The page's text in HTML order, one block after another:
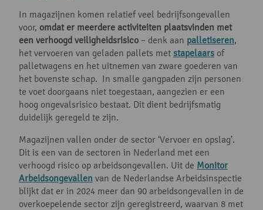
In magazijnen komen relatief veel bedrijfsongevallen
voor, omdat er meerdere activiteiten plaatsvinden met
een verhoogd veiligheidsrisico – denk aan palletiseren,
het vervoeren van geladen pallets met stapelaars of
palletwagens en het uitnemen van zware goederen van
het bovenste schap. In smalle gangpaden zijn personen
te voet doorgaans niet toegestaan, aangezien er een
hoog ongevalsrisico bestaat. Dit dient bedrijfsmatig
duidelijk geregeld te zijn.
Magazijnen vallen onder de sector ‘Vervoer en opslag’.
Dit is een van de sectoren in Nederland met een
verhoogd risico op arbeidsongevallen. Uit de Monitor
Arbeidsongevallen van de Nederlandse Arbeidsinspectie
blijkt dat er in 2024 meer dan 90 arbeidsongevallen in de
overkoepelende sector zijn geregistreerd, waarvan 8 met